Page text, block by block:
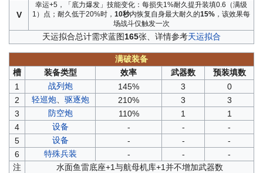
V
幸运+5，「底力爆发」技能变化：每损失1%耐久提升装填0.6（满级
1）点；耐久低于20%时， 10秒内恢复自身最大耐久的15% ，该效果每
场战斗仅触发一次
天运拟合总计需求蓝图165张、详情参考天运拟合
满破装备
槽
装备类型 效率 武器数
预装填数
1
战列炮 145% 3
0
2
轻巡炮、 驱逐炮 210% 3
3
3
防空炮 110% 1
1
4
设备 - -
-
5
设备 - -
-
6
特殊兵装 - -
-
注
水面鱼雷底座+1与航母机库+1并不增加武器数